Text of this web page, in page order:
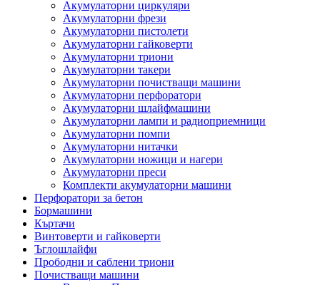
Акумулаторни циркуляри
Акумулаторни фрези
Акумулаторни пистолети
Акумулаторни гайковерти
Акумулаторни триони
Акумулаторни такери
Акумулаторни почистващи машини
Акумулаторни перфоратори
Акумулаторни шлайфмашини
Акумулаторни лампи и радиоприемници
Акумулаторни помпи
Акумулаторни нитачки
Акумулаторни ножици и нагери
Акумулаторни преси
Комплекти акумулаторни машини
Перфоратори за бетон
Бормашини
Къртачи
Винтоверти и гайковерти
Ъглошлайфи
Прободни и саблени триони
Почистващи машини